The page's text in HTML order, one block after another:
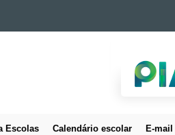
Escolas Calendário escolar E-mail